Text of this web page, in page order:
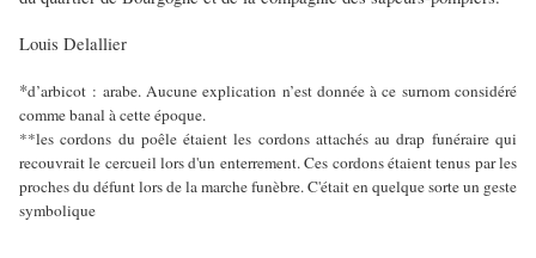
Louis Delallier
*d’arbicot : arabe. Aucune explication n’est donnée à ce surnom considéré
comme banal à cette époque.
**les cordons du poêle étaient les cordons attachés au drap funéraire qui
recouvrait le cercueil lors d'un enterrement. Ces cordons étaient tenus par les
proches du défunt lors de la marche funèbre. C'était en quelque sorte un geste
symbolique